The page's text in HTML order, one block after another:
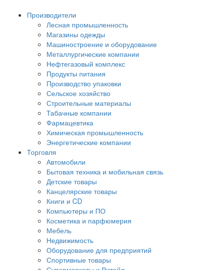
Производители
Лесная промышленность
Магазины одежды
Машиностроение и оборудование
Металлургические компании
Нефтегазовый комплекс
Продукты питания
Производство упаковки
Сельское хозяйство
Строительные материалы
Табачные компании
Фармацевтика
Химическая промышленность
Энергетические компании
Торговля
Автомобили
Бытовая техника и мобильная связь
Детские товары
Канцелярские товары
Книги и CD
Компьютеры и ПО
Косметика и парфюмерия
Мебель
Недвижимость
Оборудование для предприятий
Спортивные товары